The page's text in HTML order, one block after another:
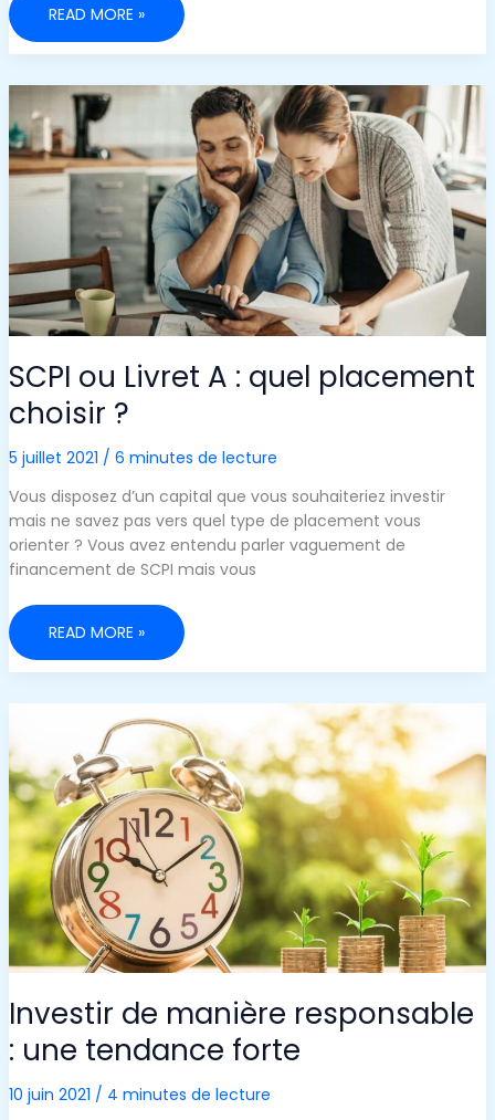
POURQUOI
COURS
DE
S’ENVOLE
?
READ MORE »
SCPI ou Livret A : quel placement
choisir ?
5 juillet 2021 / 6 minutes de lecture
Vous disposez d’un capital que vous souhaiteriez investir
mais ne savez pas vers quel type de placement vous
orienter ? Vous avez entendu parler vaguement de
financement de SCPI mais vous
SCPI
LIVRET
A
QUEL
PLACEMENT
CHOISIR
READ MORE »
Investir de manière responsable
: une tendance forte
10 juin 2021 / 4 minutes de lecture